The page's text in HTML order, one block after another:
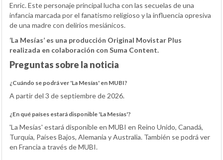
Enric. Este personaje principal lucha con las secuelas de una
infancia marcada por el fanatismo religioso y la influencia opresiva
de una madre con delirios mesiánicos.
‘La Mesías’ es una producción Original Movistar Plus
realizada en colaboración con Suma Content.
Preguntas sobre la noticia
¿Cuándo se podrá ver 'La Mesías' en MUBI?
A partir del 3 de septiembre de 2026.
¿En qué países estará disponible 'La Mesías'?
'La Mesías' estará disponible en MUBI en Reino Unido, Canadá,
Turquía, Países Bajos, Alemania y Australia. También se podrá ver
en Francia a través de MUBI.